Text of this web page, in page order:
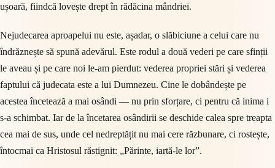
ușoară, fiindcă lovește drept în rădăcina mândriei.
Nejudecarea aproapelui nu este, așadar, o slăbiciune a celui care nu
îndrăznește să spună adevărul. Este rodul a două vederi pe care sfinții
le aveau și pe care noi le-am pierdut: vederea propriei stări și vederea
faptului că judecata este a lui Dumnezeu. Cine le dobândește pe
acestea încetează a mai osândi — nu prin sforțare, ci pentru că inima i
s-a schimbat. Iar de la încetarea osândirii se deschide calea spre treapta
cea mai de sus, unde cel nedreptățit nu mai cere răzbunare, ci rostește,
întocmai ca Hristosul răstignit: „Părinte, iartă-le lor”.